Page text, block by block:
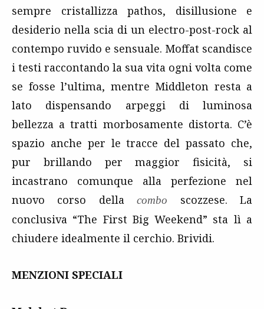
sempre cristallizza pathos, disillusione e
desiderio nella scia di un electro-post-rock al
contempo ruvido e sensuale. Moffat scandisce
i testi raccontando la sua vita ogni volta come
se fosse l’ultima, mentre Middleton resta a
lato dispensando arpeggi di luminosa
bellezza a tratti morbosamente distorta. C’è
spazio anche per le tracce del passato che,
pur brillando per maggior fisicità, si
incastrano comunque alla perfezione nel
nuovo corso dellacombo
scozzese. La
conclusiva “The First Big Weekend” sta lì a
chiudere idealmente il cerchio. Brividi.
MENZIONI SPECIALI